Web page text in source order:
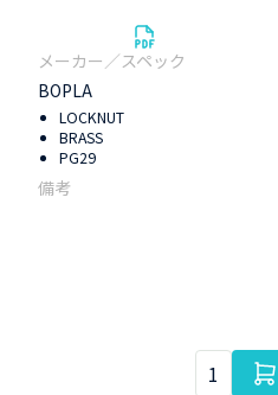
BOPLA
LOCKNUT
BRASS
PG29